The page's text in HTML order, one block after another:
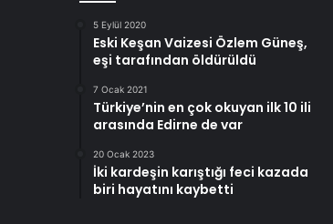
5 Eylül 2020
Eski Keşan Vaizesi Özlem Güneş,
eşi tarafından öldürüldü
7 Ocak 2021
Türkiye’nin en çok okuyan ilk 10 ili
arasında Edirne de var
20 Ocak 2023
İki kardeşin karıştığı feci kazada
biri hayatını kaybetti